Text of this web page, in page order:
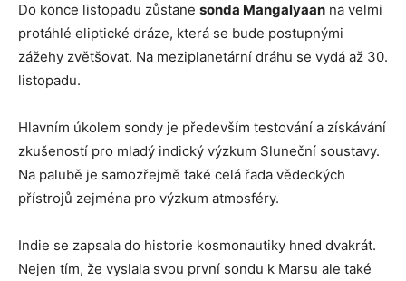
Do konce listopadu zůstane sonda Mangalyaan na velmi
protáhlé eliptické dráze, která se bude postupnými
zážehy zvětšovat. Na meziplanetární dráhu se vydá až 30.
listopadu.
Hlavním úkolem sondy je především testování a získávání
zkušeností pro mladý indický výzkum Sluneční soustavy.
Na palubě je samozřejmě také celá řada vědeckých
přístrojů zejména pro výzkum atmosféry.
Indie se zapsala do historie kosmonautiky hned dvakrát.
Nejen tím, že vyslala svou první sondu k Marsu ale také